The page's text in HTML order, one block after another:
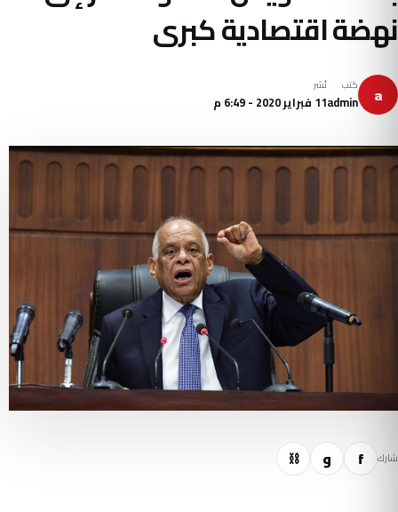
نهضة اقتصادية كبرى
a كتب
admin
نُشر
11 فبراير 2020 - 6:49 م
شارك f و ⛓